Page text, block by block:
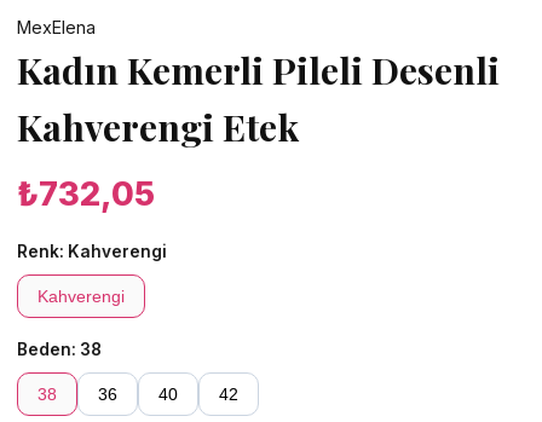
MexElena
Kadın Kemerli Pileli Desenli
Kahverengi Etek
₺732,05
Renk: Kahverengi
Kahverengi
Beden: 38
38 36 40 42